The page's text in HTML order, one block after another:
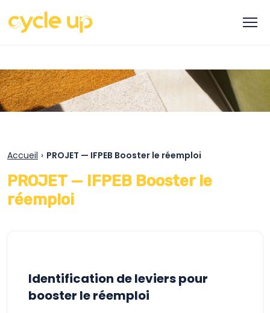
Accueil › PROJET — IFPEB Booster le réemploi
PROJET — IFPEB Booster le
réemploi
Identification de leviers pour
booster le réemploi